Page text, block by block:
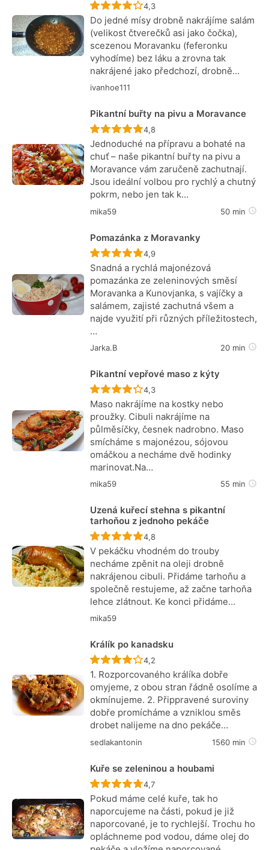
Recept ještě nebyl hodnocen
4,3
Do jedné mísy drobně nakrájíme salám
(velikost čtverečků asi jako čočka),
scezenou Moravanku (feferonku
vyhodíme) bez láku a zrovna tak
nakrájené jako předchozí, drobně…
ivanhoe111
Pikantní buřty na pivu a Moravance
Recept ještě nebyl hodnocen
4,8
Jednoduché na přípravu a bohaté na
chuť – naše pikantní buřty na pivu a
Moravance vám zaručeně zachutnají.
Jsou ideální volbou pro rychlý a chutný
pokrm, nebo jen tak k…
mika59 50 min
Pomazánka z Moravanky
Recept ještě nebyl hodnocen
4,9
Snadná a rychlá majonézová
pomazánka ze zeleninových směsí
Moravanka a Kunovjanka, s vajíčky a
salámem, zajisté zachutná všem a
najde využití při různých příležitostech,
…
Jarka.B 20 min
Pikantní vepřové maso z kýty
Recept ještě nebyl hodnocen
4,3
Maso nakrájíme na kostky nebo
proužky. Cibuli nakrájíme na
půlměsíčky, česnek nadrobno. Maso
smícháme s majonézou, sójovou
omáčkou a necháme dvě hodinky
marinovat.Na…
mika59 55 min
Uzená kuřecí stehna s pikantní
tarhoňou z jednoho pekáče
Recept ještě nebyl hodnocen
4,8
V pekáčku vhodném do trouby
necháme zpěnit na oleji drobně
nakrájenou cibuli. Přidáme tarhoňu a
společně restujeme, až začne tarhoňa
lehce zlátnout. Ke konci přidáme…
mika59
Králík po kanadsku
Recept ještě nebyl hodnocen
4,2
1. Rozporcovaného králíka dobře
omyjeme, z obou stran řádně osolíme a
okmínujeme. 2. Přippravené suroviny
dobře promícháme a vzniklou směs
drobet nalijeme na dno pekáče…
sedlakantonin 1560 min
Kuře se zeleninou a houbami
Recept ještě nebyl hodnocen
4,7
Pokud máme celé kuře, tak ho
naporcujeme na části, pokud je již
naporcované, je to rychlejší. Trochu ho
opláchneme pod vodou, dáme olej do